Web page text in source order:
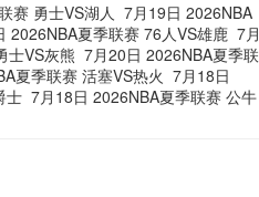
赛 勇士VS湖人 7月19日 2026NBA
2026NBA夏季联赛 76人VS雄鹿 7月
士VS灰熊 7月20日 2026NBA夏季联
夏季联赛 活塞VS热火 7月18日
士 7月18日 2026NBA夏季联赛 公牛